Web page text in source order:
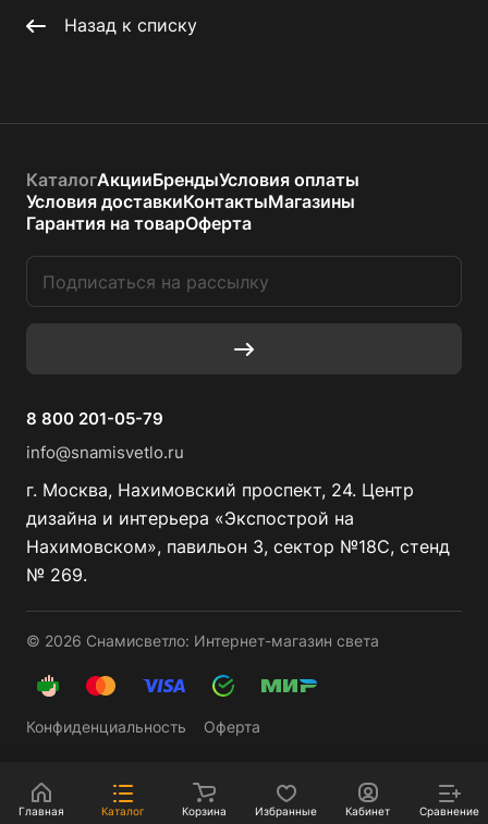
Назад к списку
КаталогАкцииБрендыУсловия оплаты
Условия доставкиКонтактыМагазины
Гарантия на товарОферта
8 800 201-05-79
info@snamisvetlo.ru
г. Москва, Нахимовский проспект, 24. Центр
дизайна и интерьера «Экспострой на
Нахимовском», павильон 3, сектор №18С, стенд
№ 269.
© 2026 Снамисветло: Интернет-магазин света
Конфиденциальность Оферта
Главная Каталог Корзина Избранные Кабинет Сравнение